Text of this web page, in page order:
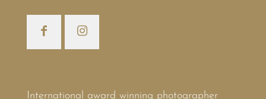
International award winning photographer